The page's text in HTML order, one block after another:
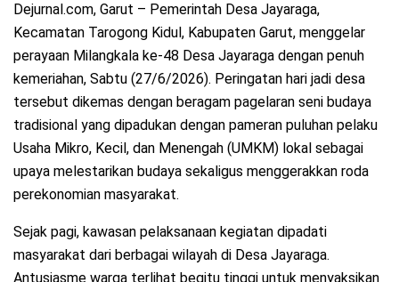
Dejurnal.com, Garut – Pemerintah Desa Jayaraga,
Kecamatan Tarogong Kidul, Kabupaten Garut, menggelar
perayaan Milangkala ke-48 Desa Jayaraga dengan penuh
kemeriahan, Sabtu (27/6/2026). Peringatan hari jadi desa
tersebut dikemas dengan beragam pagelaran seni budaya
tradisional yang dipadukan dengan pameran puluhan pelaku
Usaha Mikro, Kecil, dan Menengah (UMKM) lokal sebagai
upaya melestarikan budaya sekaligus menggerakkan roda
perekonomian masyarakat.
Sejak pagi, kawasan pelaksanaan kegiatan dipadati
masyarakat dari berbagai wilayah di Desa Jayaraga.
Antusiasme warga terlihat begitu tinggi untuk menyaksikan